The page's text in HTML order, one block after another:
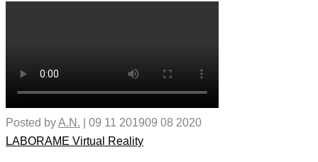
Posted byA.N. 09 11 201909 08 2020
LABORAME Virtual Reality